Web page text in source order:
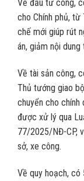
Về đầu tư công,
cho Chính phủ,
chế mới giúp rút
án, giảm nội dung
Về tài sản công,
Thủ tướng giao
chuyển cho chính
được xử lý qua
77/2025/NĐ-CP,
sở, xe công.
Về quy hoạch, có